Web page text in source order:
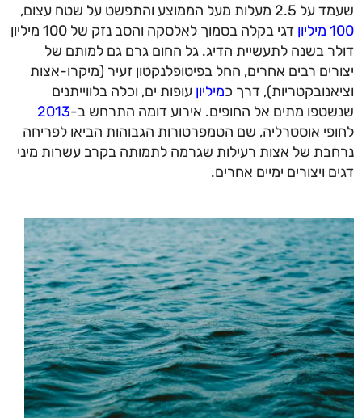
שעמד על 2.5 מעלות מעל הממוצע והתפשט על שטח עצום,
100 מיליון
דגי בקלה בסמוך לאלסקה והסב נזק של 100 מיליון
דולר בשנה לתעשיית הדיג. גל החום גרם גם למותם של
יצורים רבים אחרים, החל בפיטופלנקטון זעיר (מיקרו-אצות
וציאנובקטריות), דרך כ מיליוןעופות ים, וכלה בלווייתנים
שנשטפו מתים אל החופים. אירוע דומה התרחש ב-2013
לחופי אוסטרליה, שם הטמפרטורות הגבוהות הביאו לפריחה
נרחבת של אצות רעילות שגרמה לתמותה בקרב עשרות מיני
דגים ויצורים ימיים אחרים.